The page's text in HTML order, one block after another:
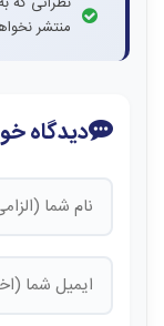
منتشر
دیدگاه